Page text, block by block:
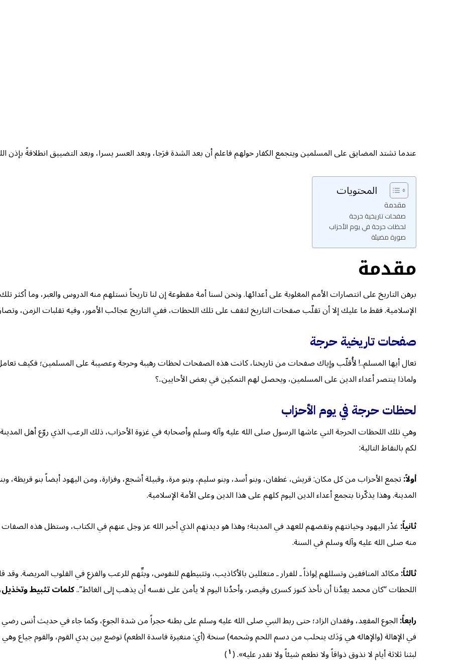
عندما تشتد المضايق على المسلمين ويتجمع الكفار حولهم فاعلم أن بعد الشدة فرَجا، وبعد العسر يسرا، وبعد التضييق انطلاقةً بإذن
المحتويات
مقدمة
صفحات تاريخية حرجة
لحظات حرجة في يوم الأحزاب
صورة مضيئة
مقدمة
برهن التاريخ على انتصارات الأمم المغلوبة على أعدائها. ونحن لسنا أمة مقطوعة إن لنا تاريخاً نستلهم منه الدروس والعبر، وما أكثر
الإسلامية. فقط ما عليك إلا أن تقلّب صفحات التاريخ لتقف على تلك اللحظات، ففي التاريخ عجائب الأمور، وفيه تقلبات الزمن،
صفحات تاريخية حرجة
تعال أيها المسلم..! لأُقلّب وإياك صفحات من تاريخنا، كانت هذه الصفحات لحظات رهيبة وحرجة وعصيبة على المسلمين؛ فكيف
ولماذا ينتصر أعداء الدين على المسلمين، ويحصل لهم التمكين في بعض الأحايين..؟
لحظات حرجة في يوم الأحزاب
وهي تلك اللحظات الحرجة التي عاشها الرسول صلى الله عليه وآله وسلم وأصحابه في غزوة الأحزاب، ذلك الرعب الذي روّع أهل
لكم بالنقاط التالية:
أولاً:تجمع الأحزاب من كل مكان: قريش، غطفان، وبنو أسد، وبنو سليم، وبنو مرة، وقبيلة أشجع، وفزارة، ومن اليهود أيضاً بنو
المدينة. وهذا يذكّرنا بتجمع أعداء الدين اليوم كلهم على هذا الدين وعلى الأمة الإسلامية.
ثانياً:غدْر اليهود وخيانتهم ونقضهم للعهد في المدينة؛ وهذا هو ديدنهم الذي أخبر الله عز وجل عنهم في الكتاب، وستظل هذه الصفات
منه صلى الله عليه وآله وسلم في السنة.
ثالثاً:مكائد المنافقين وتسللهم لِواذاً ـ للفرار ـ متعللين بالأكاذيب، وتثبيطهم للنفوس، وبثِّهم للرعب والفزع في القلوب
اللحظات “كان محمد يعِدُنا أن نأخذ كنوز كسرى وقيصر، وأحدُنا اليوم لا يأمن على نفسه أن يذهب إلى الغائط”..كلمات تثبيط وتخذيل،
رابعاً:الجوع المقعِد، وفقدان الزاد؛ حتى ربط النبي صلى الله عليه وسلم على بطنه حجراً من شدة الجوع، وكما جاء في حديث أنس
في الإهالة (والإهاله هي وَدَك يتحلب من دسم اللحم وشحمه) سنخة (أي: متغيرة فاسدة الطعم) توضع بين يدي القوم، والقوم جياع
لبثنا ثلاثة أيام لا نذوق ذواقاً ولا نطعم شيئاً ولا نقدر عليه». (١)